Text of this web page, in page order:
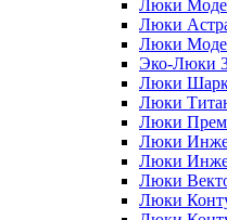
Люки
Люки
Люки
Эко-Люки
Люки
Люки
Люки
Люки
Люки
Люки
Люки